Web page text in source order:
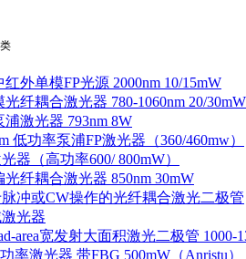
外单模FP光源 2000nm 10/15mW
纤耦合激光器 780-1060nm 20/30mW
激光器 793nm 8W
低功率泵浦FP激光器（360/460mw）
器（高功率600/ 800mW）
纤耦合激光器 850nm 30mW
脉冲或CW操作的光纤耦合激光二极管
光器
area宽发射大面积激光二极管 1000-
率激光器 带FBG 500mW（Anristu）